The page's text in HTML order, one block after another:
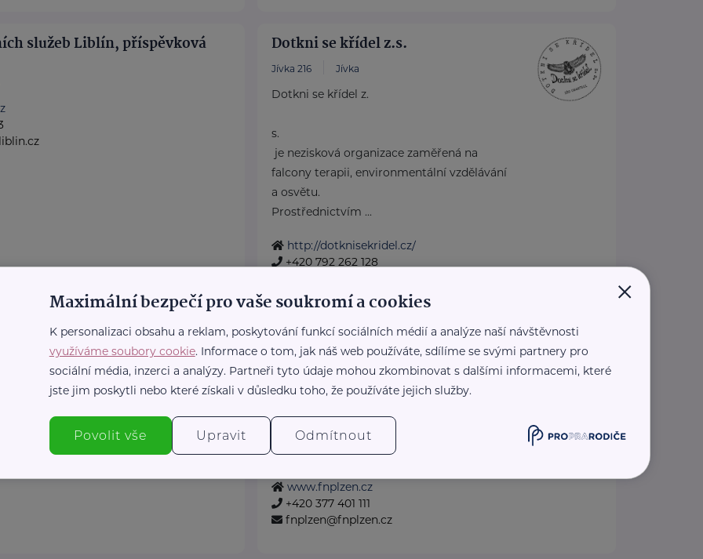
služeb Liblín, příspěvková Dotkni se křídel z.s.
Jívka 216 Jívka
Dotkni se křídel z.
s.
je nezisková organizace zaměřená na
falcony terapii, environmentální vzdělávání
a osvětu.
Prostřednictvím ...
http://dotknisekridel.cz/
+420 792 262 128
Kralovice, příspěvková Fakultní nemocnice Plzeň
Edvarda Beneše 1128/13 Plzeň
Fakultní nemocnice Plzeň zajišťuje pro oblast Plzeňského
kraje nemocným základní, specializovanou i takzvaně
vysoce ...
www.fnplzen.cz
+420 377 401 111
fnplzen@fnplzen.cz
×
Maximální bezpečí pro vaše soukromí a cookies
K personalizaci obsahu a reklam, poskytování funkcí sociálních médií a analýze naší návštěvnosti
využíváme soubory cookie. Informace o tom, jak náš web používáte, sdílíme se svými partnery pro
sociální média, inzerci a analýzy. Partneři tyto údaje mohou zkombinovat s dalšími informacemi, které
jste jim poskytli nebo které získali v důsledku toho, že používáte jejich služby.
Povolit vše Upravit Odmítnout